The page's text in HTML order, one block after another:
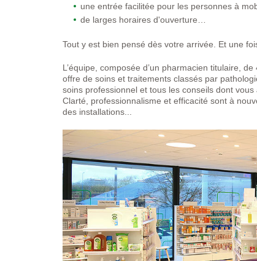
une entrée facilitée pour les personnes à
de larges horaires d'ouverture…
Tout y est bien pensé dès votre arrivée. Et une
L’équipe, composée d’un pharmacien titulaire,
offre de soins et traitements classés par
soins professionnel et tous les conseils dont vous
Clarté, professionnalisme et efficacité sont à
des installations...